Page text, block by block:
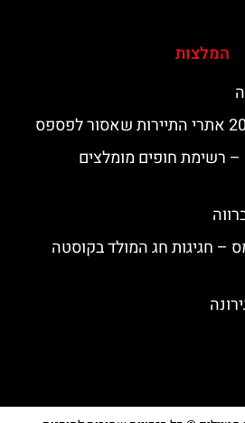
המלצות
– רשימת חופים מומלצים
– חגיגות חג המולד בקוסטה